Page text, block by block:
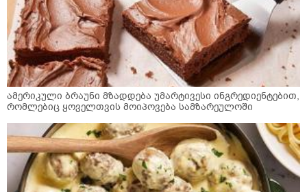
ამერიკული ბრაუნი მზადდება უმარტივესი ინგრედიენტებით,
რომლებიც ყოველთვის მოიპოვება სამზარეულოში